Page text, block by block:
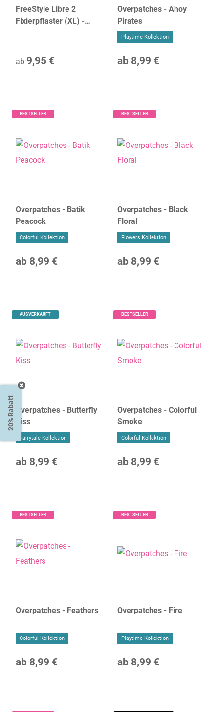
FreeStyle Libre 2
Fixierpflaster (XL) -
ab 9,95 €
Overpatches - Ahoy
Pirates
Playtime Kollektion
ab 8,99 €
BESTSELLER
Overpatches - Batik
Peacock
Colorful Kollektion
ab 8,99 €
BESTSELLER
Overpatches - Black
Floral
Flowers Kollektion
ab 8,99 €
AUSVERKAUFT
Overpatches - Butterfly
Kiss
Fairytale Kollektion
ab 8,99 €
BESTSELLER
Overpatches - Colorful
Smoke
Colorful Kollektion
ab 8,99 €
BESTSELLER
Overpatches - Feathers
Colorful Kollektion
ab 8,99 €
BESTSELLER
Overpatches - Fire
Playtime Kollektion
ab 8,99 €
20% Rabatt